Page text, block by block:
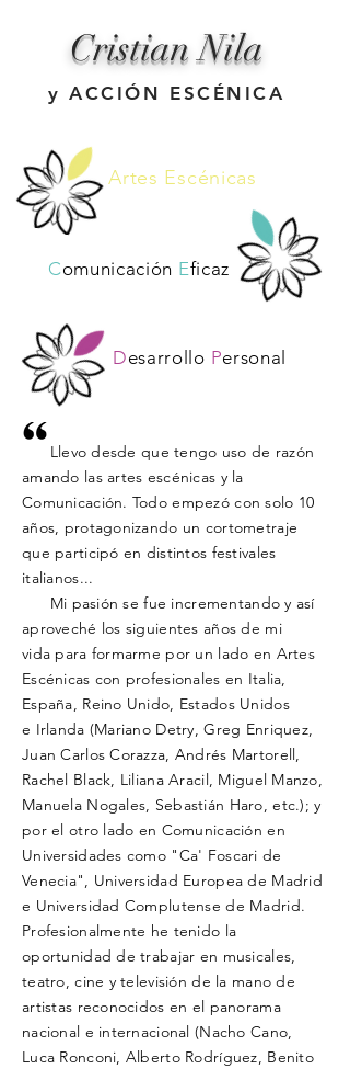
Cristian Nila
y ACCIÓN ESCÉNICA
Artes Escénicas
Comunicación Eficaz
Desarrollo Personal
Llevo desde que tengo uso de razón
amando las artes escénicas y la
Comunicación. Todo empezó con solo 10
años, protagonizando un cortometraje
que participó en distintos festivales
italianos...
Mi pasión se fue incrementandoy así
aproveché los siguientes años de mi
vida para formarme por un lado en Artes
Escénicas con profesionales en Italia,
España, Reino Unido, Estados Unidos
e Irlanda (Mariano Detry, Greg Enriquez,
Juan Carlos Corazza, Andrés Martorell,
Rachel Black, LilianaAracil, Miguel Manzo,
Manuela Nogales, Sebastián Haro, etc.); y
por el otro lado en Comunicación en
Universidades como "Ca' Foscari de
Venecia", Universidad Europea de Madrid
e Universidad Complutense de Madrid.
Profesionalmente he tenido la
oportunidad de trabajar en musicales,
teatro, cine ytelevisión de la mano de
artistas reconocidos en el panorama
nacional e internacional (Nacho Cano,
Luca Ronconi, Alberto Rodríguez, Benito